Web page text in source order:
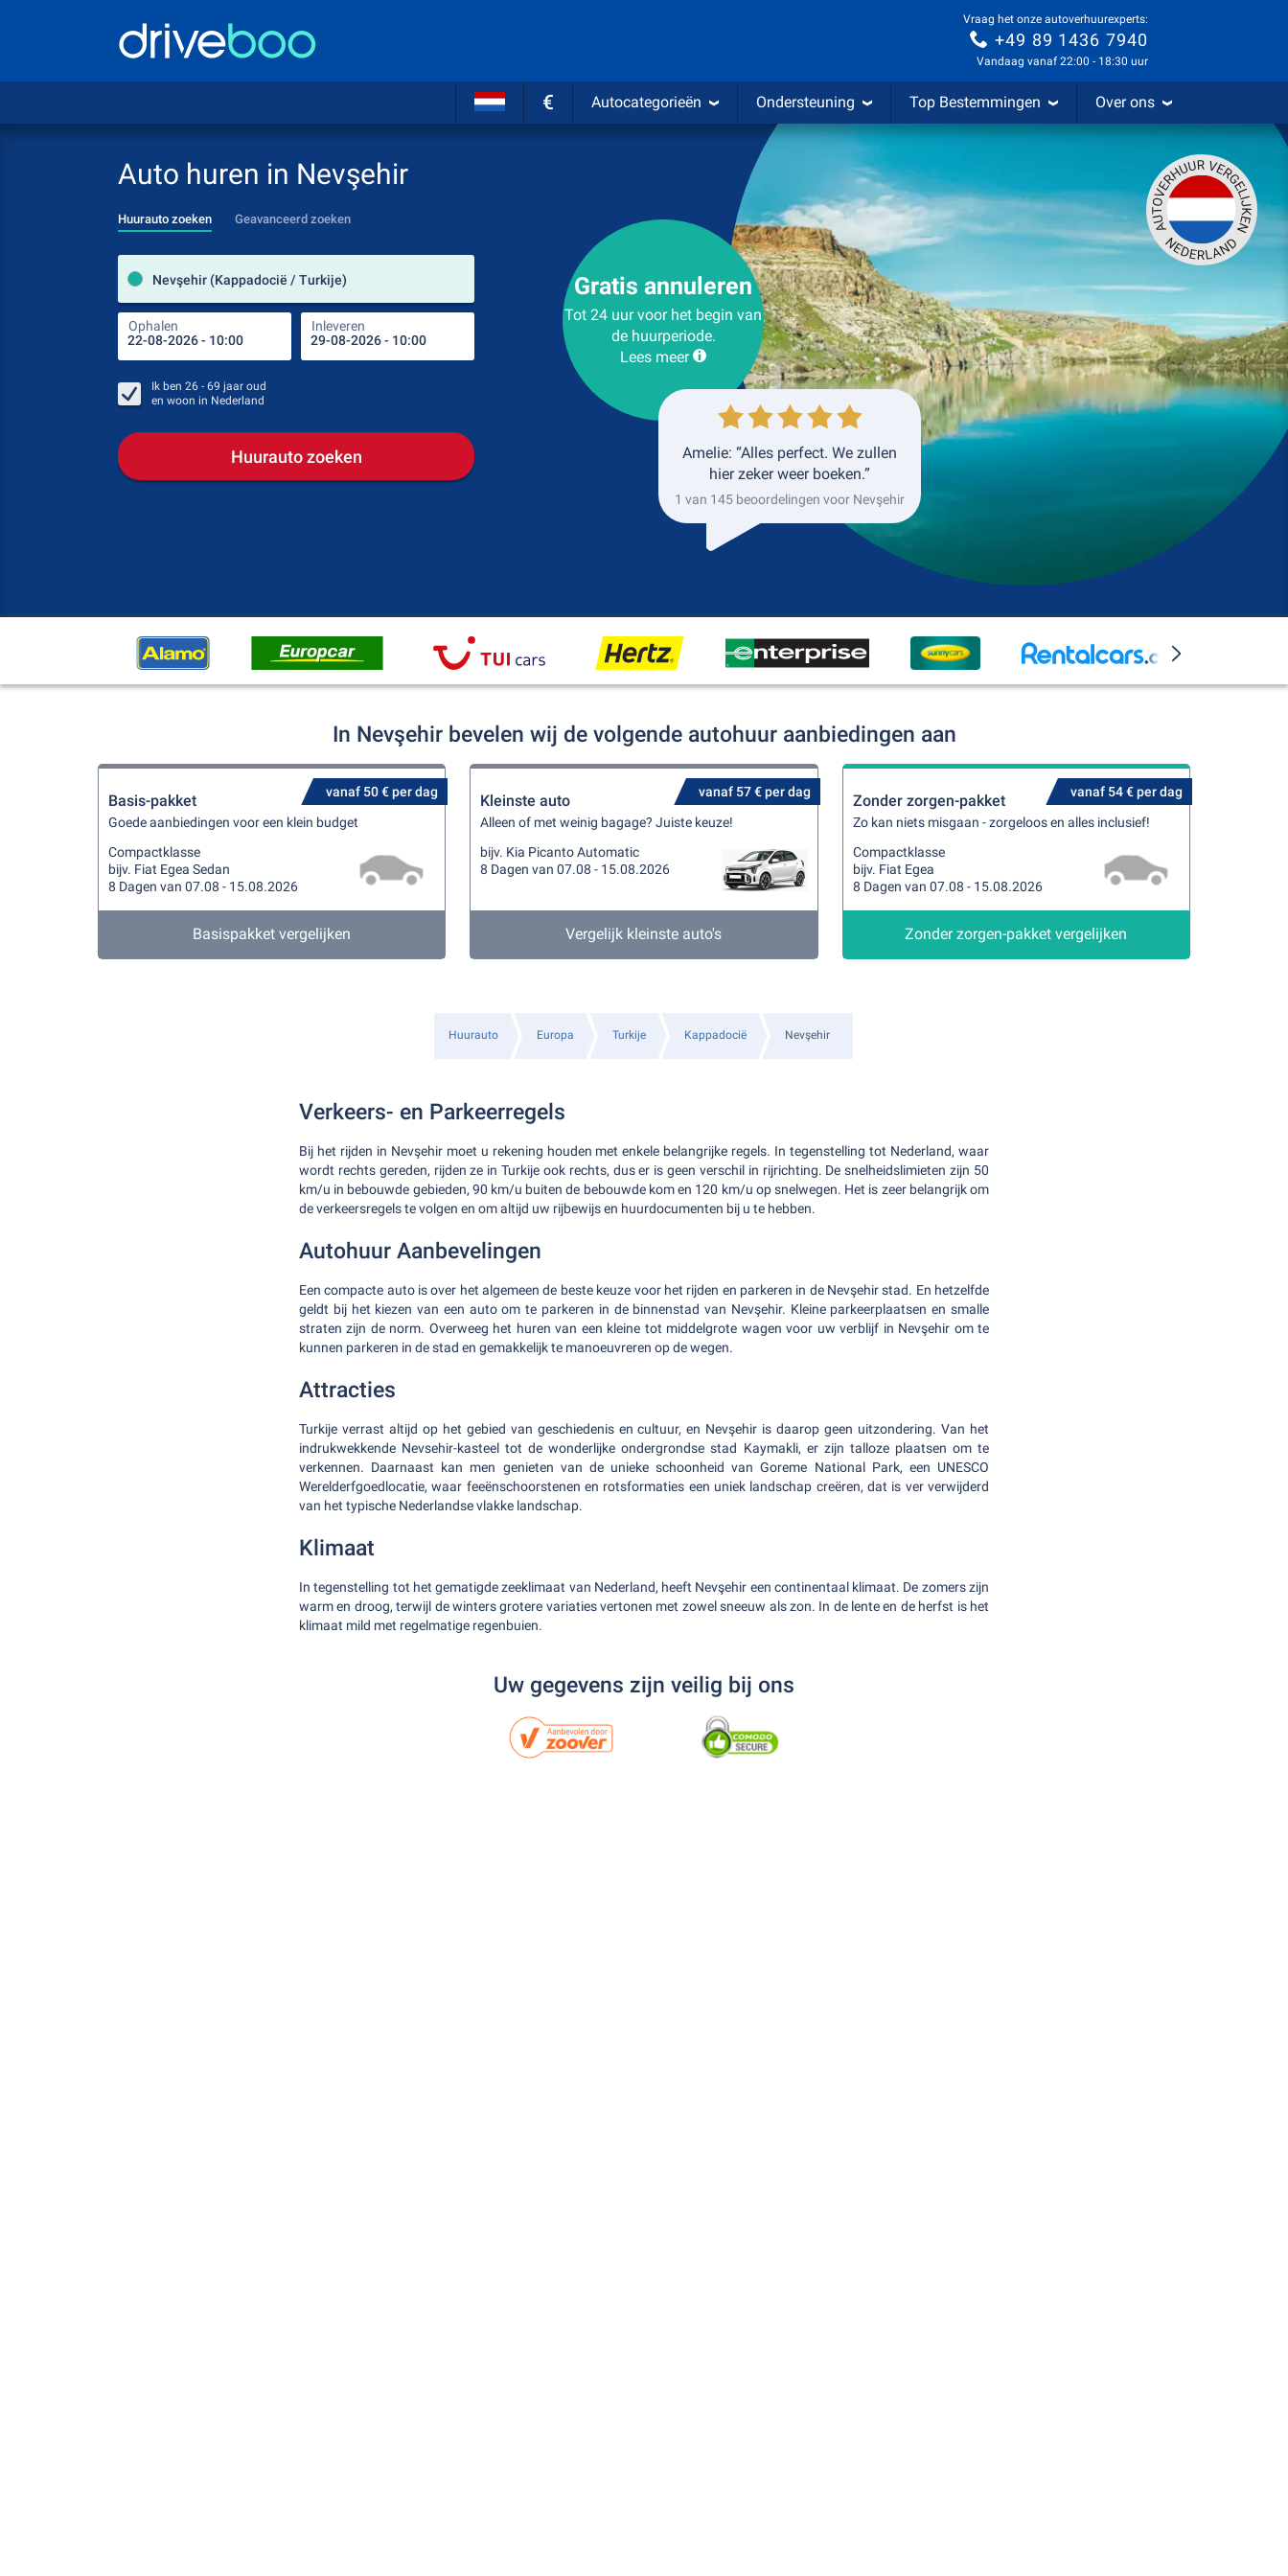
Vraag het onze autoverhuurexperts:
+49 89 1436 7940
Vandaag vanaf 22:00 - 18:30 uur
€ Autocategorieën Ondersteuning Top Bestemmingen Over ons
Auto huren in Nevşehir
Huurauto zoeken Geavanceerd zoeken
Nevşehir (Kappadocië / Turkije)
Ophalen Inleveren Plaats voor teruggave
Ik ben 26 - 69 jaar oud
en woon in Nederland
Huurauto zoeken
Gratis annuleren
Tot 24 uur voor het begin van
de huurperiode.
Lees meer
Amelie: “Alles perfect. We zullen
hier zeker weer boeken.”
1 van 145 beoordelingen voor Nevşehir
In Nevşehir bevelen wij de volgende autohuur aanbiedingen aan
vanaf 50 € per dag
Basis-pakket
Goede aanbiedingen voor een klein budget
Compactklasse
bijv. Fiat Egea Sedan
8 Dagen van 07.08 - 15.08.2026
Basispakket vergelijken
vanaf 57 € per dag
Kleinste auto
Alleen of met weinig bagage? Juiste keuze!
bijv. Kia Picanto Automatic
8 Dagen van 07.08 - 15.08.2026
Vergelijk kleinste auto's
vanaf 54 € per dag
Zonder zorgen-pakket
Zo kan niets misgaan - zorgeloos en alles inclusief!
Compactklasse
bijv. Fiat Egea
8 Dagen van 07.08 - 15.08.2026
Zonder zorgen-pakket vergelijken
Huurauto Europa Turkije Kappadocië Nevşehir
Verkeers- en Parkeerregels
Bij het rijden in Nevşehir moet u rekening houden met enkele belangrijke regels. In tegenstelling tot Nederland, waar
wordt rechts gereden, rijden ze in Turkije ook rechts, dus er is geen verschil in rijrichting. De snelheidslimieten zijn 50
km/u in bebouwde gebieden, 90 km/u buiten de bebouwde kom en 120 km/u op snelwegen. Het is zeer belangrijk om
de verkeersregels te volgen en om altijd uw rijbewijs en huurdocumenten bij u te hebben.
Autohuur Aanbevelingen
Een compacte auto is over het algemeen de beste keuze voor het rijden en parkeren in de Nevşehir stad. En hetzelfde
geldt bij het kiezen van een auto om te parkeren in de binnenstad van Nevşehir. Kleine parkeerplaatsen en smalle
straten zijn de norm. Overweeg het huren van een kleine tot middelgrote wagen voor uw verblijf in Nevşehir om te
kunnen parkeren in de stad en gemakkelijk te manoeuvreren op de wegen.
Attracties
Turkije verrast altijd op het gebied van geschiedenis en cultuur, en Nevşehir is daarop geen uitzondering. Van het
indrukwekkende Nevsehir-kasteel tot de wonderlijke ondergrondse stad Kaymakli, er zijn talloze plaatsen om te
verkennen. Daarnaast kan men genieten van de unieke schoonheid van Goreme National Park, een UNESCO
Werelderfgoedlocatie, waar feeënschoorstenen en rotsformaties een uniek landschap creëren, dat is ver verwijderd
van het typische Nederlandse vlakke landschap.
Klimaat
In tegenstelling tot het gematigde zeeklimaat van Nederland, heeft Nevşehir een continentaal klimaat. De zomers zijn
warm en droog, terwijl de winters grotere variaties vertonen met zowel sneeuw als zon. In de lente en de herfst is het
klimaat mild met regelmatige regenbuien.
Uw gegevens zijn veilig bij ons